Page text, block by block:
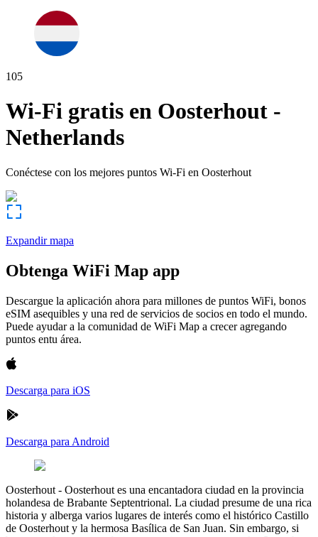
105
Wi-Fi gratis en Oosterhout -
Netherlands
Conéctese con los mejores puntos Wi-Fi en Oosterhout
Expandir mapa
Obtenga WiFi Map app
Descargue la aplicación ahora para millones de puntos WiFi, bonos
eSIM asequibles y una red de servicios de socios en todo el mundo.
Puede ayudar a la comunidad de WiFi Map a crecer agregando
puntos entu área.
Descarga para iOS
Descarga para Android
Oosterhout - Oosterhout es una encantadora ciudad en la provincia
holandesa de Brabante Septentrional. La ciudad presume de una rica
historia y alberga varios lugares de interés como el histórico Castillo
de Oosterhout y la hermosa Basílica de San Juan. Sin embargo, si